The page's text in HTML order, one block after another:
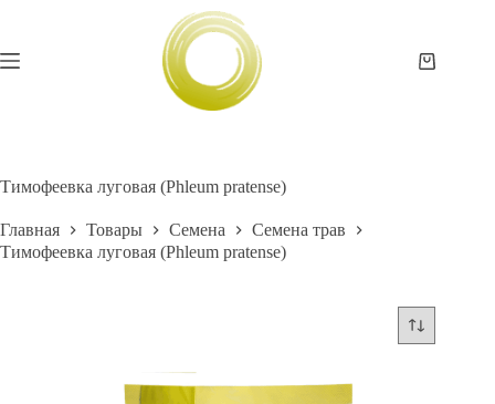
Корзина
Тимофеевка луговая (Phleum pratense)
Главная Товары Семена
Семена трав
Тимофеевка луговая (Phleum pratense)